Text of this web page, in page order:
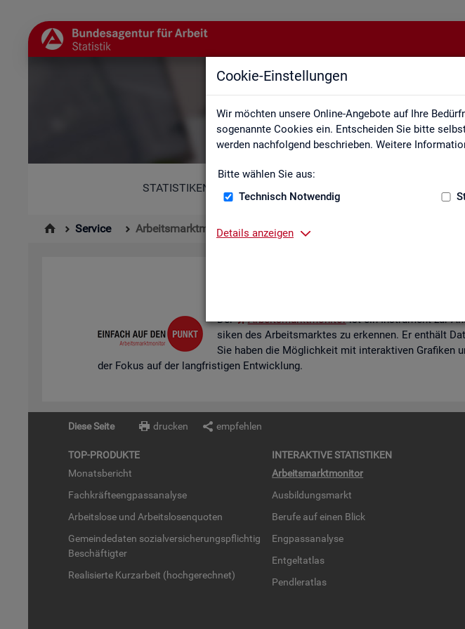
Cookie-Einstellungen
Wir möchten unsere Online-Angebote auf Ihre
sogenannte Cookies ein. Entscheiden Sie bitte
werden nachfolgend beschrieben. Weitere
Bitte wählen Sie aus:
Technisch Notwendig
Details anzeigen
STATISTIKEN
Service Arbeitsmarktmonitor
Der Ar­beits­markt­mo­ni­torist ein In­stru­ment zur
si­ken des Ar­beits­mark­tes zu er­ken­nen. Er ent­hält
Sie haben die Mög­lich­keit mit in­ter­ak­ti­ven Gra­fi­ken
der Fokus auf der lang­fris­ti­gen Ent­wick­lung.
Diese Seite drucken empfehlen
TOP-PRO­DUK­TE
Mo­nats­be­richt
Fach­kräf­te­eng­pass­ana­ly­se
Ar­beits­lo­se und Ar­beits­lo­sen­quo­ten
Ge­mein­de­da­ten so­zi­al­ver­si­che­rungs­pflich­tig
Be­schäf­tig­ter
Rea­li­sier­te Kurz­ar­beit (hoch­ge­rech­net)
IN­TER­AK­TI­VE STA­TIS­TI­KEN
Ar­beits­markt­mo­ni­tor
Aus­bil­dungs­markt
Be­ru­fe auf einen Blick
Eng­pass­ana­ly­se
Ent­gel­t­at­las
Pend­ler­at­las